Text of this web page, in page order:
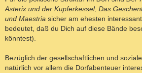
Asterix und der Kupferkessel, Das
und Maestria sicher am ehesten
bedeutet, daß du Dich auf diese Bände
könntest).
Bezüglich der gesellschaftlichen und
natürlich vor allem die Dorfabenteuer